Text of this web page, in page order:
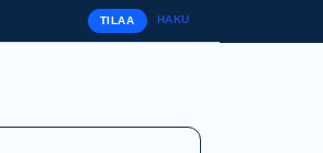
TILAA HAKU